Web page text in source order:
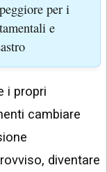
per i
e
i propri
cambiare
diventare